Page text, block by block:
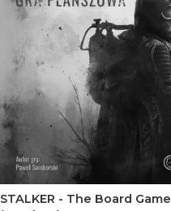
STALKER - The Board Game (PL)